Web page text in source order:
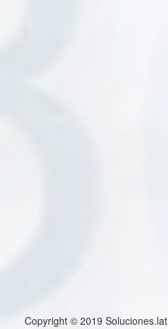
Copyright © 2019 Soluciones.lat